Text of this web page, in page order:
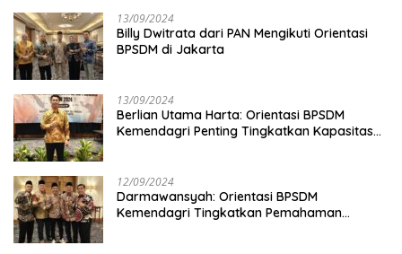
13/09/2024
Billy Dwitrata dari PAN Mengikuti Orientasi
BPSDM di Jakarta
13/09/2024
Berlian Utama Harta: Orientasi BPSDM
Kemendagri Penting Tingkatkan Kapasitas
12/09/2024
Darmawansyah: Orientasi BPSDM
Kemendagri Tingkatkan Pemahaman